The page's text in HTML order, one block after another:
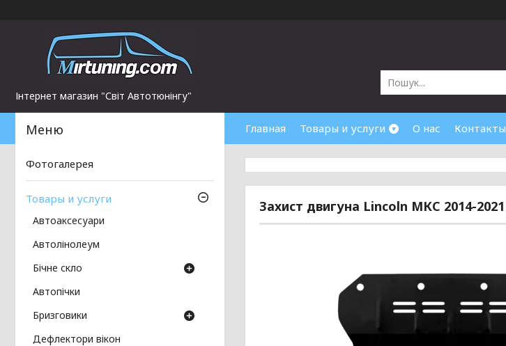
Інтернет магазин "Світ Автотюнінгу"
Главная Товары и услуги О нас Контакты
Захист двигуна Lincoln МКС 2014-2021
Фотогалерея
Товары и услуги
Автоаксесуари
Автолінолеум
Бічне скло
Автопічки
Бризговики
Дефлектори вікон